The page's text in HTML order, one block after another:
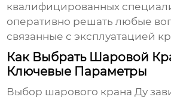
квалифицированных
оперативно решать любые
связанные с эксплуатацией
Как Выбрать Шаровой
Ключевые Параметры
Выбор шарового крана Ду